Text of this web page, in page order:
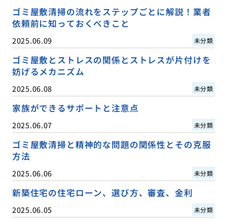
ゴミ屋敷清掃の流れをステップごとに解説！業者
依頼前に知っておくべきこと
2025.06.09 未分類
ゴミ屋敷とストレスの関係とストレスが片付けを
妨げるメカニズム
2025.06.08 未分類
家族ができるサポートと注意点
2025.06.07 未分類
ゴミ屋敷清掃と精神的な問題の関係性とその克服
方法
2025.06.06 未分類
新築住宅の住宅ローン、選び方、審査、金利
2025.06.05 未分類